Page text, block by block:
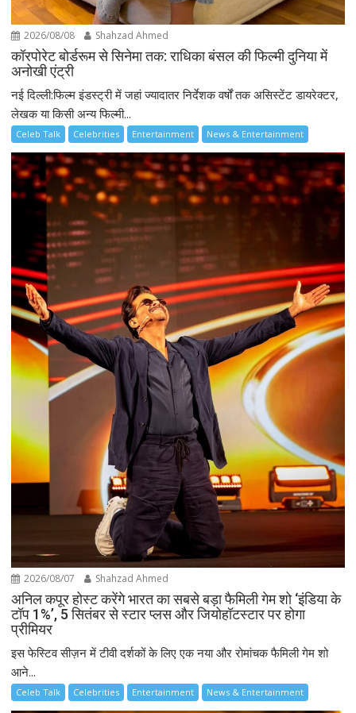
2026/08/08 Shahzad Ahmed
कॉरपोरेट बोर्डरूम से सिनेमा तक: राधिका बंसल की फिल्मी दुनिया में
अनोखी एंट्री
नई दिल्ली:फिल्म इंडस्ट्री में जहां ज्यादातर निर्देशक वर्षों तक असिस्टेंट डायरेक्टर,
लेखक या किसी अन्य फिल्मी...
Celeb Talk Celebrities Entertainment News & Entertainment
2026/08/07 Shahzad Ahmed
अनिल कपूर होस्ट करेंगे भारत का सबसे बड़ा फैमिली गेम शो ‘इंडिया के
टॉप 1%’, 5 सितंबर से स्टार प्लस और जियोहॉटस्टार पर होगा
प्रीमियर
इस फेस्टिव सीज़न में टीवी दर्शकों के लिए एक नया और रोमांचक फैमिली गेम शो
आने...
Celeb Talk Celebrities Entertainment News & Entertainment